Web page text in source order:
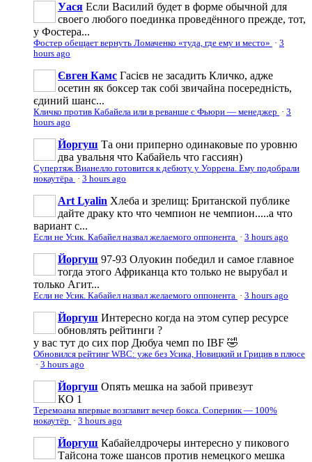
Уася Если Василий будет в форме обычной для
своего любого поединка проведённого прежде, тот,
у Фостера...
Фостер обещает вернуть Ломаченко «туда, где ему и место» · 3
hours ago
Євген Камс Гасієв не засадить Кличко, адже
осетин як боксер так собі звичайна посередність,
єдиний шанс...
Кличко против Кабайела или в реванше с Фьюри — менеджер · 3
hours ago
Йоргуш Та они приперно одинаковые по уровню
два увальня что Кабайель что гассиян)
Супертяж Вианелло готовится к дебюту у Уоррена. Ему подобрали
нокаутёра · 3 hours ago
Art Lyalin Хлеба и зрелищ: Британской публике
дайте драку кто что чемпион не чемпион.....а что
вариант с...
Если не Усик. Кабайел назвал желаемого оппонента · 3 hours ago
Йоргуш 97-93 Олуокин победил и самое главное
тогда этого Африканца кто только не вырубал и
только Агит...
Если не Усик. Кабайел назвал желаемого оппонента · 3 hours ago
Йоргуш Интересно когда на этом супер ресурсе
обновлять рейтинги ?
у вас тут до сих пор Дюбуа чемп по IBF 🤣
Обновился рейтинг WBC: уже без Усика, Новицкий и Грицив в плюсе
· 3 hours ago
Йоргуш Опять мешка на забой привезут
КО 1
Теремоана впервые возглавит вечер бокса. Соперник — 100%
нокаутёр · 3 hours ago
Йоргуш Кабайелдрочеры интересно у пикового
Тайсона тоже шансов против немецкого мешка